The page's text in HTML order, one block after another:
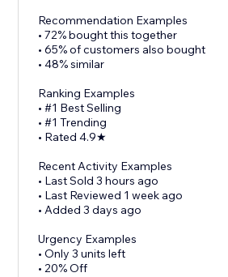
Recommendation Examples
• 72% bought this together
• 65% of customers also bought
• 48% similar
Ranking Examples
• #1 Best Selling
• #1 Trending
• Rated 4.9★
Recent Activity Examples
• Last Sold 3 hours ago
• Last Reviewed 1 week ago
• Added 3 days ago
Urgency Examples
• Only 3 units left
• 20% Off